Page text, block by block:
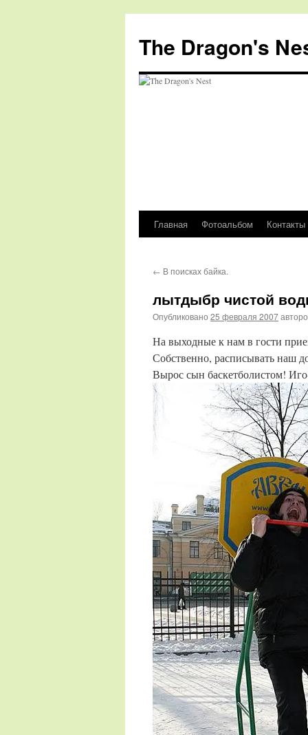
The Dragon's
Перейти
содержимому
Главная Фотоальбом Контакты
← В поисках байка.
лытдыбр чистой
Опубликовано 25 февраля 2007
На выходные к нам в гости
Собственно, расписывать наш
Вырос сын баскетболистом!